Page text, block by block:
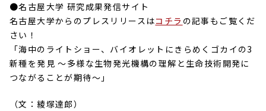
●名古屋大学 研究成果発信サイト
名古屋大学からのプレスリリースはコチラ の記事もご覧くだ
さい！
「海中のライトショー、バイオレットにきらめくゴカイの3
新種を発見 ～多様な生物発光機構の理解と生命技術開発に
つながることが期待～」
（文：綾塚達郎）